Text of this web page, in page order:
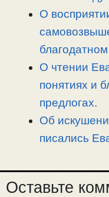
О
О чтении
понятиях и
предлогах.
Об
писались
Оставьте